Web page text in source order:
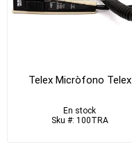
Telex Micròfono Telex
En stock
Sku #: 100TRA